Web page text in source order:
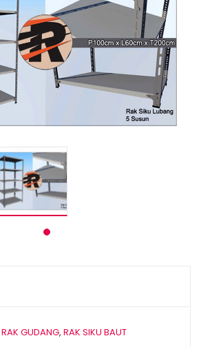
RAK GUDANG, RAK SIKU BAUT